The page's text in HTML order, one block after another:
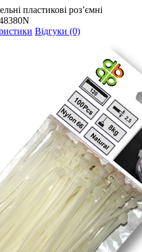
пластикові роз’ємні
Відгуки (0)